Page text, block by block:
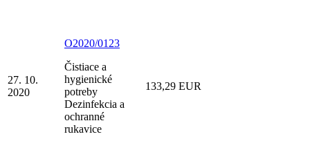
27. 10.
2020
O2020/0123
Čistiace a
hygienické
potreby
Dezinfekcia a
ochranné
rukavice
133,29 EUR